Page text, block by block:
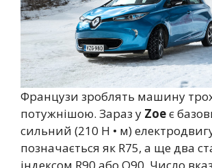
Французи зроблять машину
потужнішою. Зараз у Zoeє
сильний (210 Н • м)
позначається як R75, а ще два